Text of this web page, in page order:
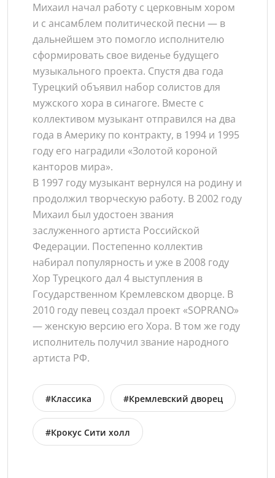
Михаил начал работу с церковным хором
и с ансамблем политической песни — в
дальнейшем это помогло исполнителю
сформировать свое виденье будущего
музыкального проекта. Спустя два года
Турецкий объявил набор солистов для
мужского хора в синагоге. Вместе с
коллективом музыкант отправился на два
года в Америку по контракту, в 1994 и 1995
году его наградили «Золотой короной
канторов мира».
В 1997 году музыкант вернулся на родину и
продолжил творческую работу. В 2002 году
Михаил был удостоен звания
заслуженного артиста Российской
Федерации. Постепенно коллектив
набирал популярность и уже в 2008 году
Хор Турецкого дал 4 выступления в
Государственном Кремлевском дворце. В
2010 году певец создал проект «SOPRANO»
— женскую версию его Хора. В том же году
исполнитель получил звание народного
артиста РФ.
#Классика #Кремлевский дворец
#Крокус Сити холл